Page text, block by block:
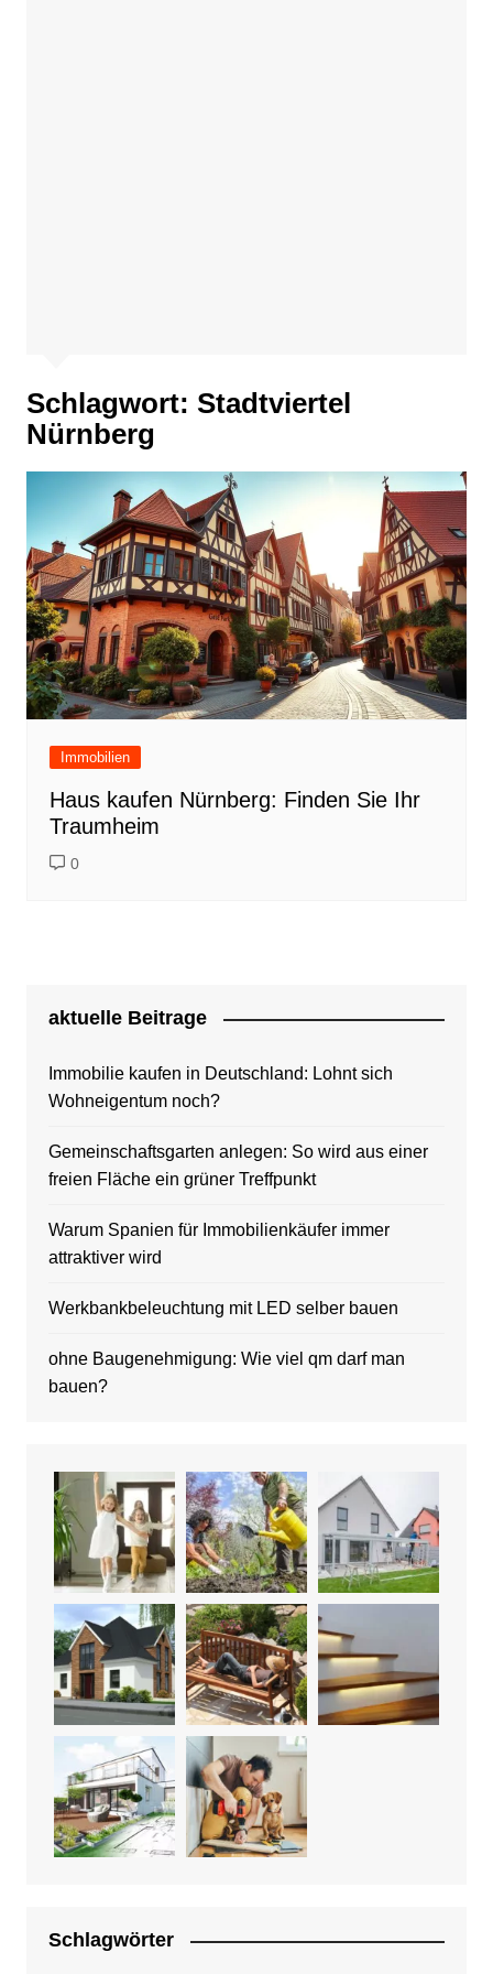
Schlagwort: Stadtviertel
Nürnberg
Immobilien
Haus kaufen Nürnberg: Finden Sie Ihr
Traumheim
0
aktuelle Beitrage
Immobilie kaufen in Deutschland: Lohnt sich
Wohneigentum noch?
Gemeinschaftsgarten anlegen: So wird aus einer
freien Fläche ein grüner Treffpunkt
Warum Spanien für Immobilienkäufer immer
attraktiver wird
Werkbankbeleuchtung mit LED selber bauen
ohne Baugenehmigung: Wie viel qm darf man
bauen?
Schlagwörter